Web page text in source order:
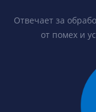
Отвечает за
от помех и